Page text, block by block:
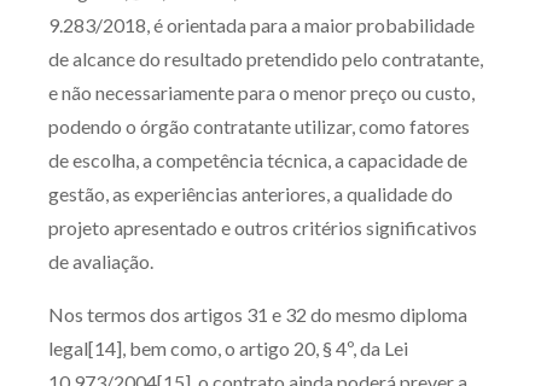
9.283/2018, é orientada para a maior probabilidade
de alcance do resultado pretendido pelo contratante,
e não necessariamente para o menor preço ou custo,
podendo o órgão contratante utilizar, como fatores
de escolha, a competência técnica, a capacidade de
gestão, as experiências anteriores, a qualidade do
projeto apresentado e outros critérios significativos
de avaliação.
Nos termos dos artigos 31 e 32 do mesmo diploma
legal[14], bem como, o artigo 20, § 4º, da Lei